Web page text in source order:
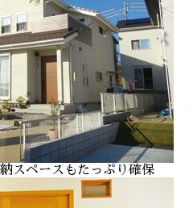
スペースもたっぷり確保